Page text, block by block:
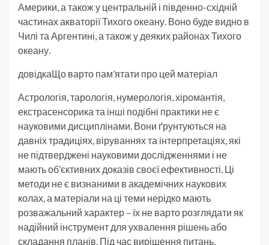
Америки, а також у центральній і південно-східній
частинах акваторії Тихого океану. Воно буде видно в
Чилі та Аргентині, а також у деяких районах Тихого
океану.
довідкаЩо варто пам’ятати про цей матеріал
Астрологія, тарологія, нумерологія, хіромантія,
екстрасенсорика та інші подібні практики не є
науковими дисциплінами. Вони ґрунтуються на
давніх традиціях, віруваннях та інтерпретаціях, які
не підтверджені науковими дослідженнями і не
мають об’єктивних доказів своєї ефективності. Ці
методи не є визнаними в академічних наукових
колах, а матеріали на ці теми нерідко мають
розважальний характер – їх не варто розглядати як
надійний інструмент для ухвалення рішень або
складання планів. Під час вирішення питань,